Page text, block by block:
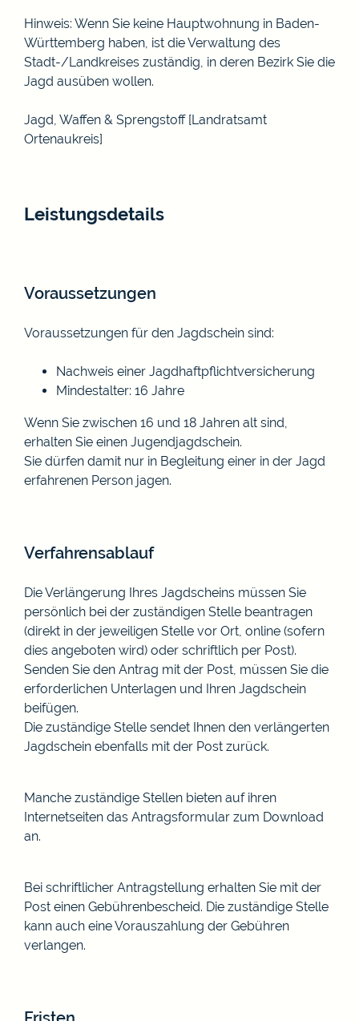
Hinweis: Wenn Sie keine Hauptwohnung in Baden-
Württemberg haben, ist die Verwaltung des
Stadt-/Landkreises zuständig, in deren Bezirk Sie die
Jagd ausüben wollen.
Jagd, Waffen & Sprengstoff [Landratsamt
Ortenaukreis]
Leistungsdetails
Voraussetzungen
Voraussetzungen für den Jagdschein sind:
Nachweis einer Jagdhaftpflichtversicherung
Mindestalter: 16 Jahre
Wenn Sie zwischen 16 und 18 Jahren alt sind,
erhalten Sie einen Jugendjagdschein.
Sie dürfen damit nur in Begleitung einer in der Jagd
erfahrenen Person jagen.
Verfahrensablauf
Die Verlängerung Ihres Jagdscheins müssen Sie
persönlich bei der zuständigen Stelle beantragen
(direkt in der jeweiligen Stelle vor Ort, online (sofern
dies angeboten wird) oder schriftlich per Post).
Senden Sie den Antrag mit der Post, müssen Sie die
erforderlichen Unterlagen und Ihren Jagdschein
beifügen.
Die zuständige Stelle sendet Ihnen den verlängerten
Jagdschein ebenfalls mit der Post zurück.
Manche zuständige Stellen bieten auf ihren
Internetseiten das Antragsformular zum Download
an.
Bei schriftlicher Antragstellung erhalten Sie mit der
Post einen Gebührenbescheid. Die zuständige Stelle
kann auch eine Vorauszahlung der Gebühren
verlangen.